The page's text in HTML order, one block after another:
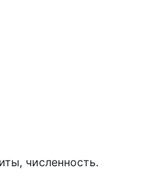
численность.